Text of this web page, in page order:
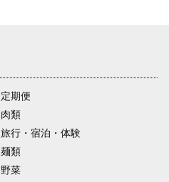
定期便
肉類
旅行・宿泊・体験
麺類
野菜